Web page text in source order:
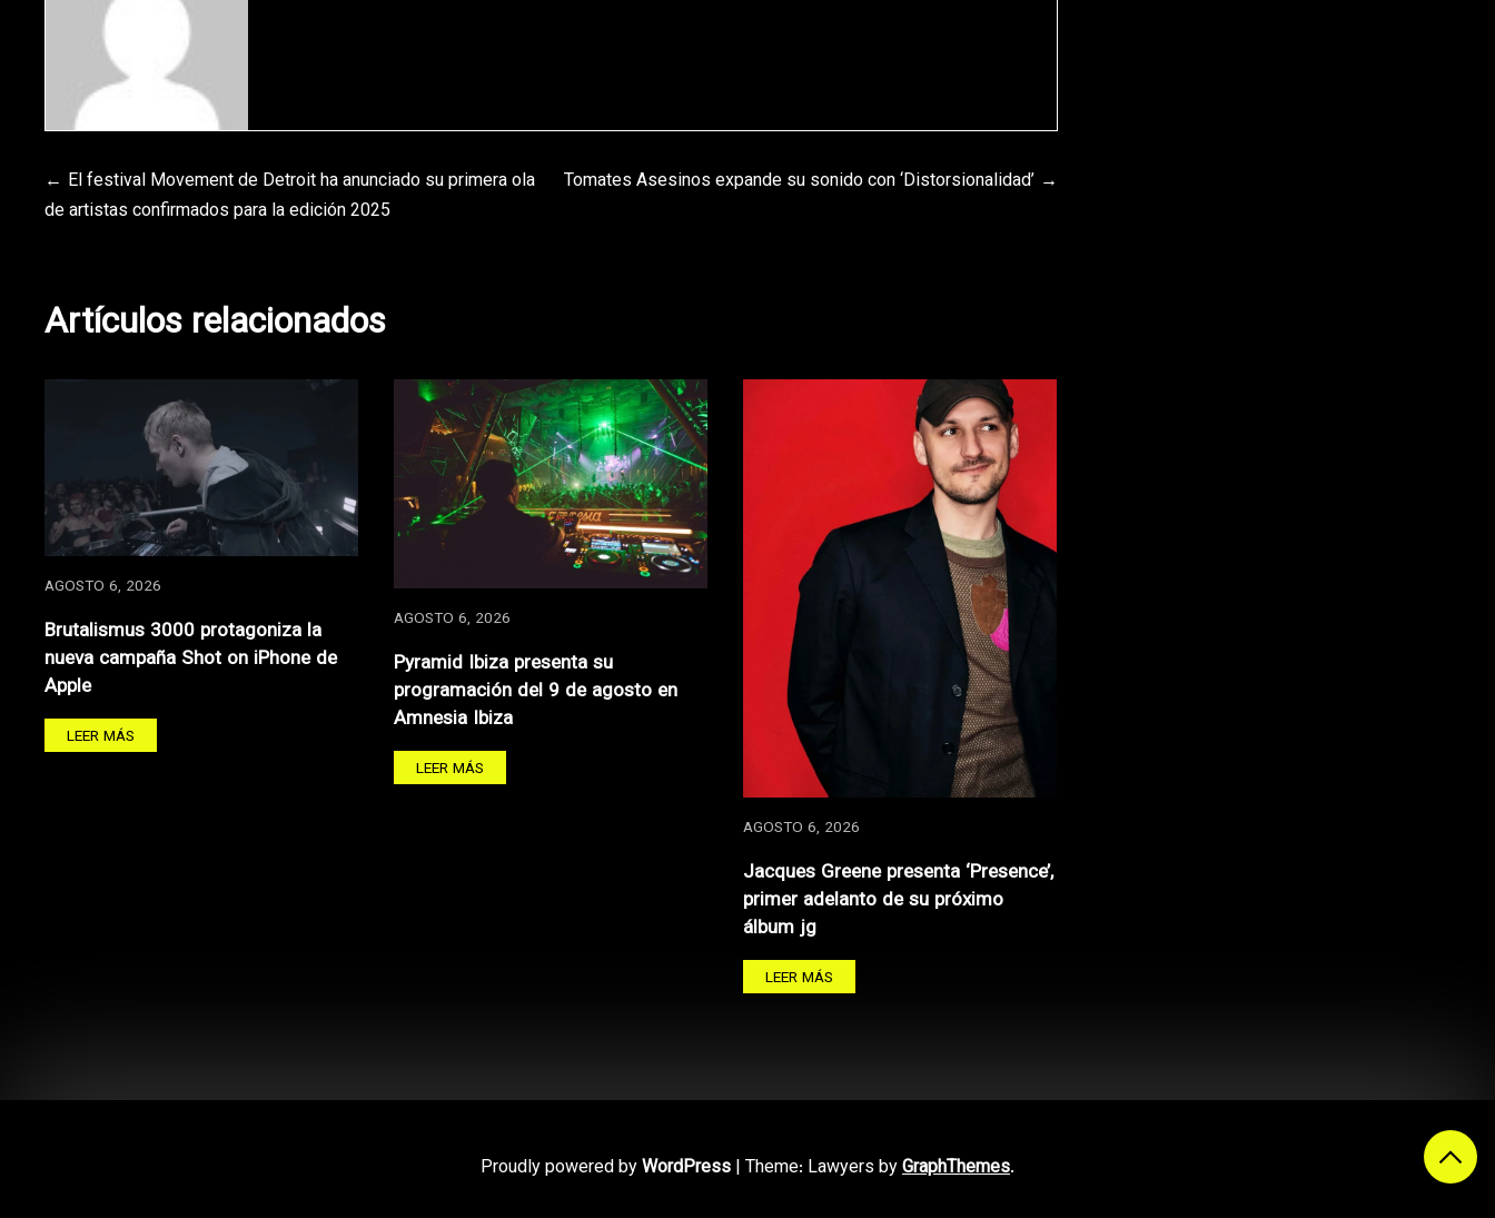
Navegación
entradas
El festival Movement de Detroit ha anunciado su primera ola
de artistas confirmados para la edición 2025
Tomates Asesinos expande su sonido con ‘Distorsionalidad’
Artículos relacionados
AGOSTO 6, 2026
Brutalismus 3000 protagoniza la
nueva campaña Shot on iPhone de
Apple
LEER MÁS
AGOSTO 6, 2026
Pyramid Ibiza presenta su
programación del 9 de agosto en
Amnesia Ibiza
LEER MÁS
AGOSTO 6, 2026
Jacques Greene presenta ‘Presence’,
primer adelanto de su próximo
álbum jg
LEER MÁS
Proudly powered byWordPress | Theme: Lawyers byGraphThemes.